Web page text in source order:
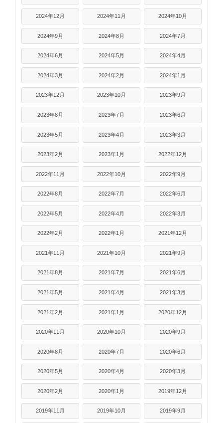
2024年12月 2024年11月 2024年10月
2024年9月 2024年8月 2024年7月
2024年6月 2024年5月 2024年4月
2024年3月 2024年2月 2024年1月
2023年12月 2023年10月 2023年9月
2023年8月 2023年7月 2023年6月
2023年5月 2023年4月 2023年3月
2023年2月 2023年1月 2022年12月
2022年11月 2022年10月 2022年9月
2022年8月 2022年7月 2022年6月
2022年5月 2022年4月 2022年3月
2022年2月 2022年1月 2021年12月
2021年11月 2021年10月 2021年9月
2021年8月 2021年7月 2021年6月
2021年5月 2021年4月 2021年3月
2021年2月 2021年1月 2020年12月
2020年11月 2020年10月 2020年9月
2020年8月 2020年7月 2020年6月
2020年5月 2020年4月 2020年3月
2020年2月 2020年1月 2019年12月
2019年11月 2019年10月 2019年9月